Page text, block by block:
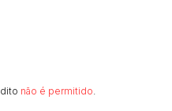
não é permitido
ou